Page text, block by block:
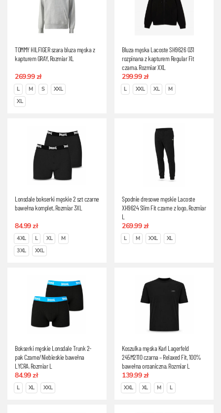
TOMMY HILFIGER szara bluza męska z
kapturem GRAY, Rozmiar XL
269.99 zł
L M S
XXL
XL
Bluza męska Lacoste SH9626 031
rozpinana z kapturem Regular Fit
czarna, Rozmiar XXL
299.99 zł
L XXL XL M
Lonsdale bokserki męskie 2 szt czarne
bawełna komplet, Rozmiar 3XL
84.99 zł
4XL L XL
M
3XL
XXL
Spodnie dresowe męskie Lacoste
XH9624 Slim Fit czarne z logo, Rozmiar
L
269.99 zł
L M XXL XL
Bokserki męskie Lonsdale Trunk 2-
pak Czarne/Niebieskie bawełna
LYCRA, Rozmiar L
84.99 zł
L XL XXL
Koszulka męska Karl Lagerfeld
245M2110 czarna – Relaxed Fit, 100%
bawełna organiczna, Rozmiar L
139.99 zł
XXL XL M L